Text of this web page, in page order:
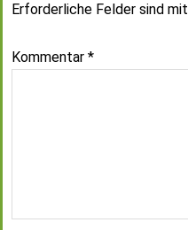
Erforderliche Felder sind mit
Kommentar *